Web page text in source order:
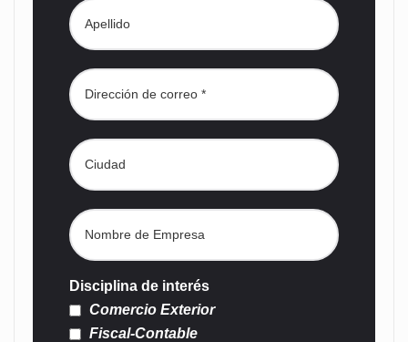
Disciplina de interés
Comercio Exterior
Fiscal-Contable